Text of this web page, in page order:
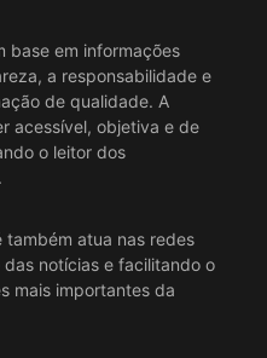
base em informações
a responsabilidade e
de qualidade. A
acessível, objetiva e de
o leitor dos
também atua nas redes
notícias e facilitando o
mais importantes da